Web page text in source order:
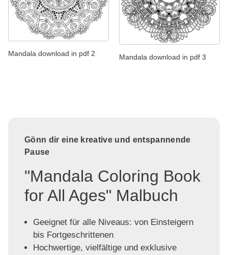
Mandala download in pdf 2 Mandala download in pdf 3
Gönn dir eine kreative und entspannende
Pause
"Mandala Coloring Book
for All Ages" Malbuch
Geeignet für alle Niveaus: von Einsteigern
bis Fortgeschrittenen
Hochwertige, vielfältige und exklusive